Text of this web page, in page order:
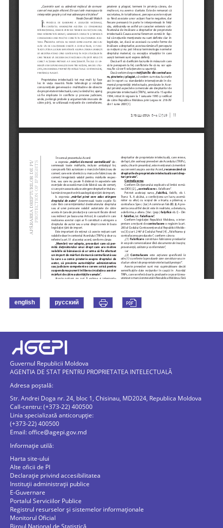
english русский
Guvernul Republicii Moldova
AGENTIA DE STAT PENTRU PROPRIETATEA INTELECTUALĂ
Adresa poștală:
Str. Andrei Doga nr. 24, bloc 1, Chisinau, MD2024, Republica Moldova
Call-centru: (+373-22) 400500
Linia specializată anticorupție:
(+373-22) 400500
Email:office@agepi.gov.md
Informație utilă:
Harta site-ului
Alte oficii de PI
Declarație privind accesibilitatea
Instituții administrații publice
E-Guvernare
Portalul Serviciilor Publice
Registrul resurselor și sistemelor informaționale
Monitorul Oficial
Biroul Naţional de Statistică